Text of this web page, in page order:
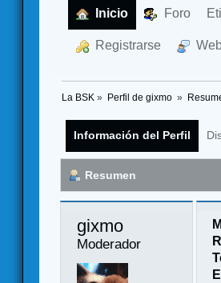
Inicio Foro
Registrarse
La BSK » Perfil de gixmo »
Información del Perfil
Resumen
gixmo
Moderador